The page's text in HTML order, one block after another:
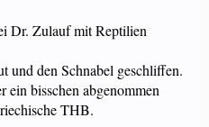
Dr. Zulauf mit Reptilien
und den Schnabel geschliffen.
ein bisschen abgenommen
THB.